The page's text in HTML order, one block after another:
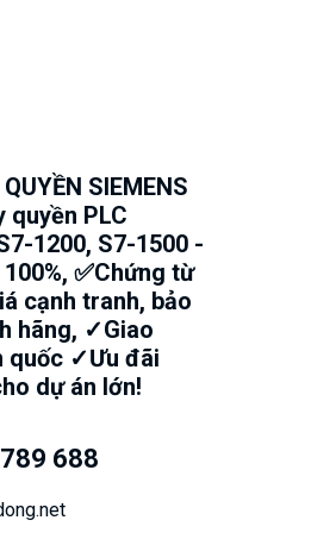
SIEMENS
quyền PLC
1200, S7-1500 -
✅Chứng từ
cạnh tranh, bảo
hãng, ✓Giao
quốc ✓Ưu đãi
dự án lớn!
688